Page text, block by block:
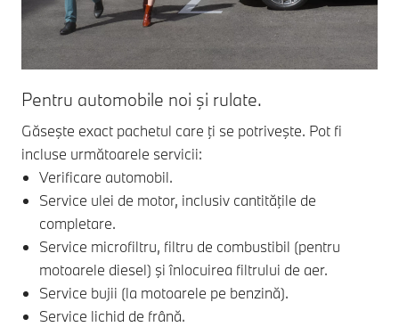
Pentru automobile noi şi rulate.
Găseşte exact pachetul care ţi se potriveşte. Pot fi
incluse următoarele servicii:
Verificare automobil.
Service ulei de motor, inclusiv cantităţile de
completare.
Service microfiltru, filtru de combustibil (pentru
motoarele diesel) şi înlocuirea filtrului de aer.
Service bujii (la motoarele pe benzină).
Service lichid de frână.